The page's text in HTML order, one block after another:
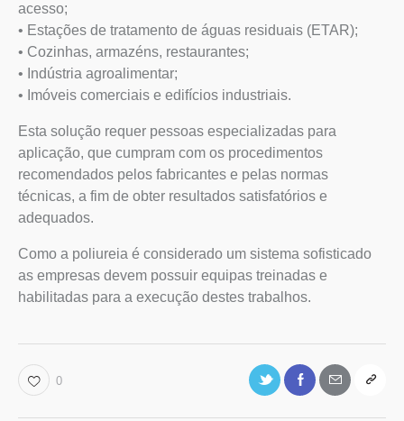
acesso;
• Estações de tratamento de águas residuais (ETAR);
• Cozinhas, armazéns, restaurantes;
• Indústria agroalimentar;
• Imóveis comerciais e edifícios industriais.
Esta solução requer pessoas especializadas para
aplicação, que cumpram com os procedimentos
recomendados pelos fabricantes e pelas normas
técnicas, a fim de obter resultados satisfatórios e
adequados.
Como a poliureia é considerado um sistema sofisticado
as empresas devem possuir equipas treinadas e
habilitadas para a execução destes trabalhos.
0